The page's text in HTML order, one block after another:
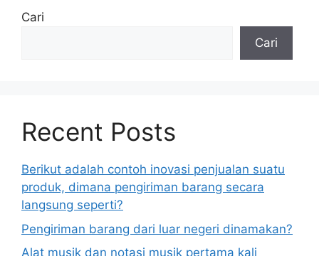
Cari
Cari
Recent Posts
Berikut adalah contoh inovasi penjualan suatu
produk, dimana pengiriman barang secara
langsung seperti?
Pengiriman barang dari luar negeri dinamakan?
Alat musik dan notasi musik pertama kali